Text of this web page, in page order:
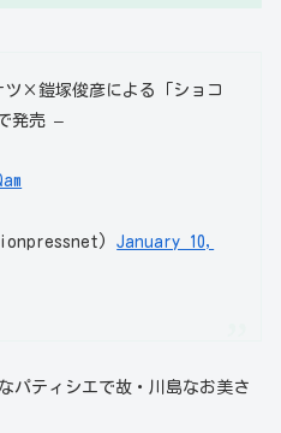
×鎧塚俊彦による「ショコ
発売 –
January 10,
パティシエで故・川島なお美さ